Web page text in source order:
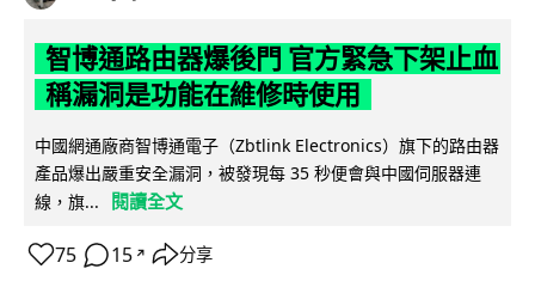
智博通路由器爆後門 官方緊急下架止血
稱漏洞是功能在維修時使用
中國網通廠商智博通電子（Zbtlink Electronics）旗下的路由器
產品爆出嚴重安全漏洞，被發現每 35 秒便會與中國伺服器連
線，旗...
閱讀全文
75 15 ↗ 分享